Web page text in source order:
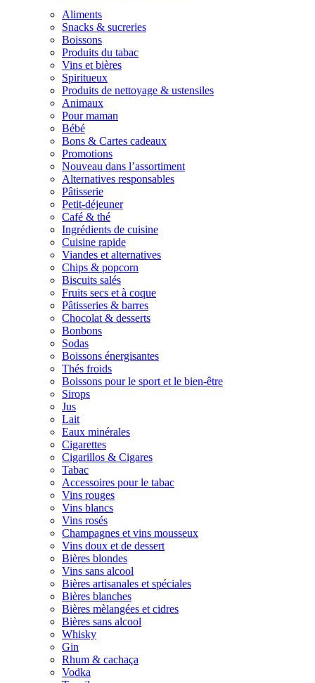
Aliments
Snacks & sucreries
Boissons
Produits du tabac
Vins et bières
Spiritueux
Produits de nettoyage & ustensiles
Animaux
Pour maman
Bébé
Bons & Cartes cadeaux
Promotions
Nouveau dans l’assortiment
Alternatives responsables
Pâtisserie
Petit-déjeuner
Café & thé
Ingrédients de cuisine
Cuisine rapide
Viandes et alternatives
Chips & popcorn
Biscuits salés
Fruits secs et à coque
Pâtisseries & barres
Chocolat & desserts
Bonbons
Sodas
Boissons énergisantes
Thés froids
Boissons pour le sport et le bien-être
Sirops
Jus
Lait
Eaux minérales
Cigarettes
Cigarillos & Cigares
Tabac
Accessoires pour le tabac
Vins rouges
Vins blancs
Vins rosés
Champagnes et vins mousseux
Vins doux et de dessert
Bières blondes
Vins sans alcool
Bières artisanales et spéciales
Bières blanches
Bières mèlangées et cidres
Bières sans alcool
Whisky
Gin
Rhum & cachaça
Vodka